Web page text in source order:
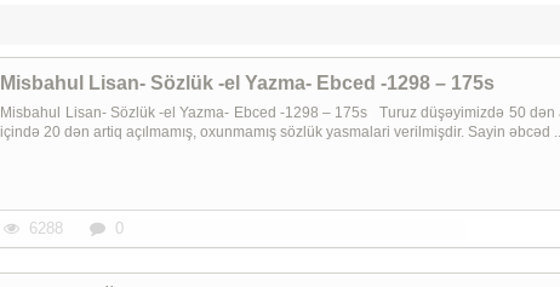
Misbahul Lisan- Sözlük -el Yazma- Ebced -1298 – 175s
Misbahul Lisan- Sözlük -el Yazma- Ebced -1298 – 175s Turuz düşəyimizdə 50 dən
içində 20 dən artiq açılmamış, oxunmamış sözlük yasmalari verilmişdir. Sayin əbcəd
6288 0